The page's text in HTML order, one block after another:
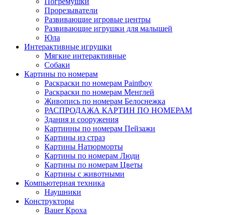
Прорезыватели
Развивающие игровые центры
Развивающие игрушки для малышей
Юла
Интерактивные игрушки
Мягкие интерактивные
Собаки
Картины по номерам
Раскраски по номерам Paintboy
Раскраски по номерам Менглей
Живопись по номерам Белоснежка
РАСПРОДАЖА КАРТИН ПО НОМЕРАМ
Здания и сооружения
Картинны по номерам Пейзажи
Картины из страз
Картины Натюрморты
Картины по номерам Люди
Картины по номерам Цветы
Картины с животными
Компьютерная техника
Наушники
Конструкторы
Bauer Кроха